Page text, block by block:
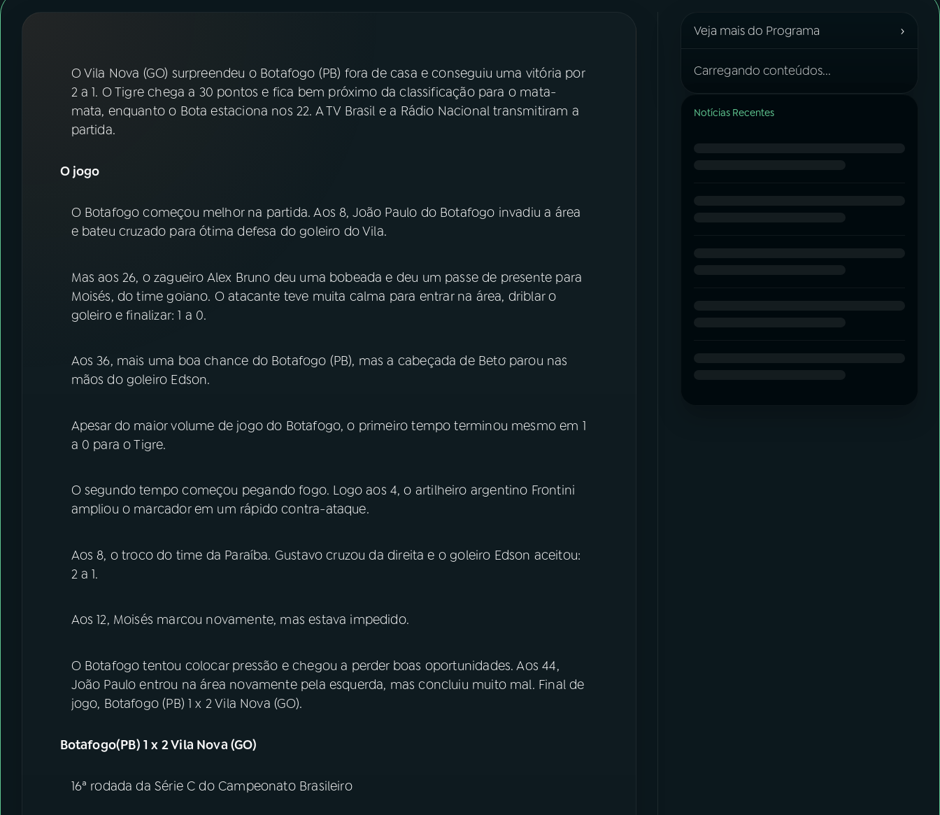
FESTIVAL DE MÚSICA
YouTube
Instagram X
O Vila Nova (GO) surpreendeu o Botafogo (PB) fora de casa e conseguiu uma vitória por
2 a 1. O Tigre chega a 30 pontos e fica bem próximo da classificação para o mata-
mata, enquanto o Bota estaciona nos 22. A TV Brasil e a Rádio Nacional transmitiram a
partida.
O jogo
O Botafogo começou melhor na partida. Aos 8, João Paulo do Botafogo invadiu a área
e bateu cruzado para ótima defesa do goleiro do Vila.
Mas aos 26, o zagueiro Alex Bruno deu uma bobeada e deu um passe de presente para
Moisés, do time goiano. O atacante teve muita calma para entrar na área, driblar o
goleiro e finalizar: 1 a 0.
Aos 36, mais uma boa chance do Botafogo (PB), mas a cabeçada de Beto parou nas
mãos do goleiro Edson.
Apesar do maior volume de jogo do Botafogo, o primeiro tempo terminou mesmo em 1
a 0 para o Tigre.
O segundo tempo começou pegando fogo. Logo aos 4, o artilheiro argentino Frontini
ampliou o marcador em um rápido contra-ataque.
Aos 8, o troco do time da Paraíba. Gustavo cruzou da direita e o goleiro Edson aceitou:
2 a 1.
Aos 12, Moisés marcou novamente, mas estava impedido.
O Botafogo tentou colocar pressão e chegou a perder boas oportunidades. Aos 44,
João Paulo entrou na área novamente pela esquerda, mas concluiu muito mal. Final de
jogo, Botafogo (PB) 1 x 2 Vila Nova (GO).
Botafogo(PB) 1 x 2 Vila Nova (GO)
16ª rodada da Série C do Campeonato Brasileiro
Veja mais do Programa ›
Carregando conteúdos...
Notícias Recentes